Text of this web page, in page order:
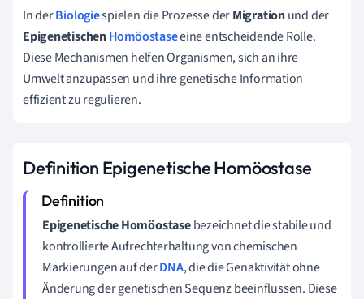
In derBiologiespielen die Prozesse derMigrationund der
EpigenetischenHomöostaseeine entscheidende Rolle.
Diese Mechanismen helfen Organismen, sich an ihre
Umwelt anzupassen und ihre genetische Information
effizient zu regulieren.
Definition Epigenetische Homöostase
Epigenetische Homöostasebezeichnet die stabile und
kontrollierte Aufrechterhaltung von chemischen
Markierungen auf derDNA, die die Genaktivität ohne
Änderung der genetischen Sequenz beeinflussen. Diese